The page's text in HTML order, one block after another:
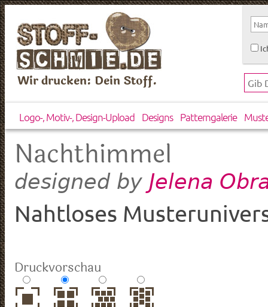
Wir drucken: Dein Stoff.
Logo-, Motiv-, Design-Upload Designs Patterngalerie
Nachthimmel
designed by Jelena
Nahtloses
Druckvorschau